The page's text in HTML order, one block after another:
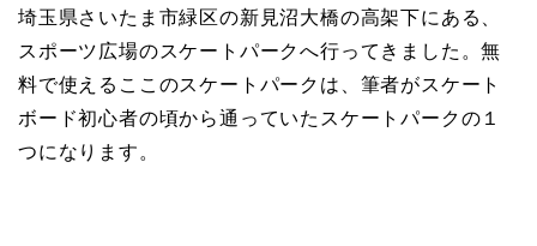
埼玉県さいたま市緑区の新見沼大橋の高架下にある、
スポーツ広場のスケートパークへ行ってきました。無
料で使えるここのスケートパークは、筆者がスケート
ボード初心者の頃から通っていたスケートパークの１
つになります。